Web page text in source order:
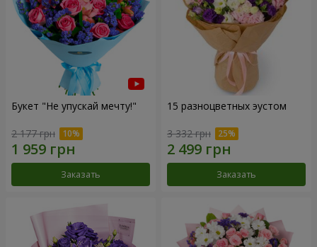
Букет "Не упускай мечту!"
2 177 грн
Заказать
15 разноцветных эустом
3 332 грн
Заказать